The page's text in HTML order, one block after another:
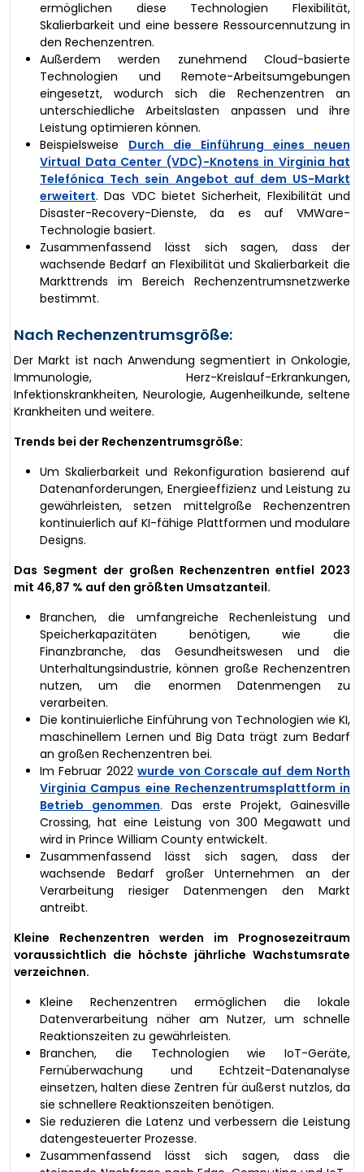
ermöglichen diese Technologien Flexibilität,
Skalierbarkeit und eine bessere Ressourcennutzung in
den Rechenzentren.
Außerdem werden zunehmend Cloud-basierte
Technologien und Remote-Arbeitsumgebungen
eingesetzt, wodurch sich die Rechenzentren an
unterschiedliche Arbeitslasten anpassen und ihre
Leistung optimieren können.
Beispielsweise Durch die Einführung eines neuen
Virtual Data Center (VDC)-Knotens in Virginia hat
Telefónica Tech sein Angebot auf dem US-Markt
erweitert. Das VDC bietet Sicherheit, Flexibilität und
Disaster-Recovery-Dienste, da es auf VMWare-
Technologie basiert.
Zusammenfassend lässt sich sagen, dass der
wachsende Bedarf an Flexibilität und Skalierbarkeit die
Markttrends im Bereich Rechenzentrumsnetzwerke
bestimmt.
Nach Rechenzentrumsgröße:
Der Markt ist nach Anwendung segmentiert in Onkologie,
Immunologie, Herz-Kreislauf-Erkrankungen,
Infektionskrankheiten, Neurologie, Augenheilkunde, seltene
Krankheiten und weitere.
Trends bei der Rechenzentrumsgröße:
Um Skalierbarkeit und Rekonfiguration basierend auf
Datenanforderungen, Energieeffizienz und Leistung zu
gewährleisten, setzen mittelgroße Rechenzentren
kontinuierlich auf KI-fähige Plattformen und modulare
Designs.
Das Segment der großen Rechenzentren entfiel 2023
mit 46,87 % auf den größten Umsatzanteil.
Branchen, die umfangreiche Rechenleistung und
Speicherkapazitäten benötigen, wie die
Finanzbranche, das Gesundheitswesen und die
Unterhaltungsindustrie, können große Rechenzentren
nutzen, um die enormen Datenmengen zu
verarbeiten.
Die kontinuierliche Einführung von Technologien wie KI,
maschinellem Lernen und Big Data trägt zum Bedarf
an großen Rechenzentren bei.
Im Februar 2022wurde von Corscale auf dem North
Virginia Campus eine Rechenzentrumsplattform in
Betrieb genommen. Das erste Projekt, Gainesville
Crossing, hat eine Leistung von 300 Megawatt und
wird in Prince William County entwickelt.
Zusammenfassend lässt sich sagen, dass der
wachsende Bedarf großer Unternehmen an der
Verarbeitung riesiger Datenmengen den Markt
antreibt.
Kleine Rechenzentren werden im Prognosezeitraum
voraussichtlich die höchste jährliche Wachstumsrate
verzeichnen.
Kleine Rechenzentren ermöglichen die lokale
Datenverarbeitung näher am Nutzer, um schnelle
Reaktionszeiten zu gewährleisten.
Branchen, die Technologien wie IoT-Geräte,
Fernüberwachung und Echtzeit-Datenanalyse
einsetzen, halten diese Zentren für äußerst nutzlos, da
sie schnellere Reaktionszeiten benötigen.
Sie reduzieren die Latenz und verbessern die Leistung
datengesteuerter Prozesse.
Zusammenfassend lässt sich sagen, dass die